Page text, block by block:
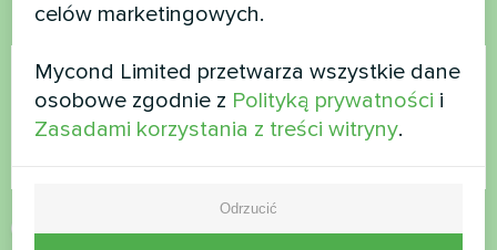
Komentarz
celów marketingowych.
Mycond Limited przetwarza wszystkie dane
osobowe zgodnie z Polityką prywatności i
Zasadami korzystania z treści witryny.
Odrzucić